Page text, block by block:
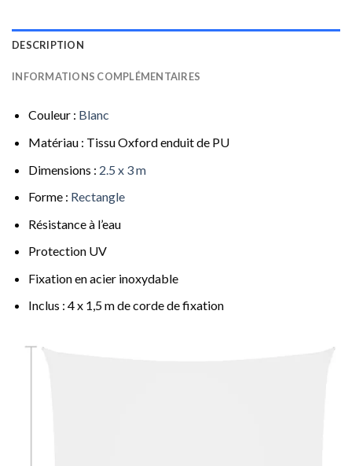
DESCRIPTION
INFORMATIONS COMPLÉMENTAIRES
Couleur : Blanc
Matériau : Tissu Oxford enduit de PU
Dimensions : 2.5 x 3 m
Forme : Rectangle
Résistance à l’eau
Protection UV
Fixation en acier inoxydable
Inclus : 4 x 1,5 m de corde de fixation